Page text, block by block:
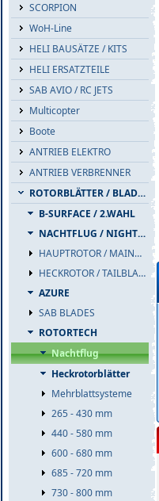
SCORPION
WoH-Line
HELI BAUSÄTZE / KITS
HELI ERSATZTEILE
SAB AVIO / RC JETS
Multicopter
Boote
ANTRIEB ELEKTRO
ANTRIEB VERBRENNER
ROTORBLÄTTER / BLADES
B-SURFACE / 2.WAHL
NACHTFLUG / NIGHTFLIGHT
HAUPTROTOR / MAINBLADES
HECKROTOR / TAILBLADES
AZURE
SAB BLADES
ROTORTECH
Nachtflug
Heckrotorblätter
Mehrblattsysteme
265 - 430 mm
440 - 580 mm
600 - 680 mm
685 - 720 mm
730 - 800 mm